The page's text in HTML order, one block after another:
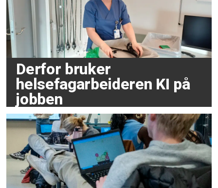
Derfor bruker
helsefagarbeideren KI på
jobben